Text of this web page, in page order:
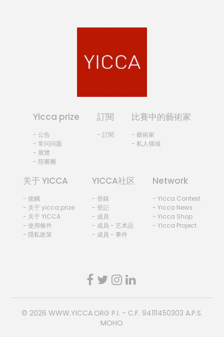
Yicca prize
- 公告
- 常问问题
- 展覽
- 陪審團
訂閱
- 訂閱
比賽中的藝術家
- 藝術家
- 私人领域
关于 YICCA
- 接觸
- 关于 yicca prize
- 关于 YICCA
- 使用條件
- 隱私政策
YICCA社区
- 登錄
- 登記
- 成員
- 成員 - 艺术品
- 成員 - 事件
Network
- Yicca Contest
- Yicca News
- Yicca Shop
- Yicca Project
© 2026 WWW.YICCA.ORG P.I. - C.F. 94111450303 A.P.S.
MOHO